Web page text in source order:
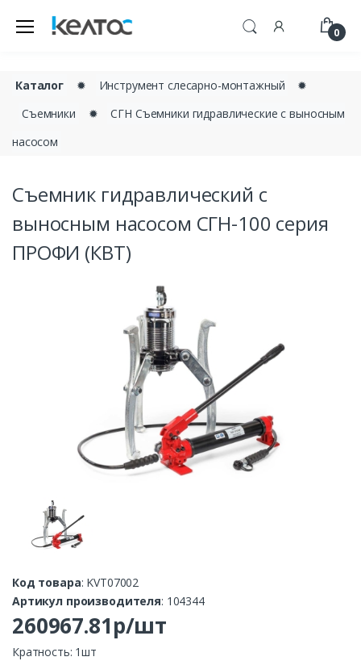
0
Каталог ✹ Инструмент слесарно-монтажный
✹
Съемники
✹
СГН Съемники гидравлические с выносным
насосом
Съемник гидравлический с
выносным насосом СГН-100 серия
ПРОФИ (КВТ)
Код товара: KVT07002
Артикул производителя: 104344
260967.81р/шт
Кратность: 1шт